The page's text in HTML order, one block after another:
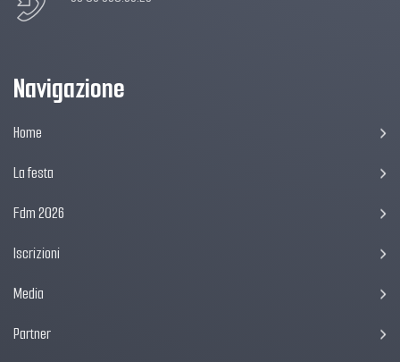
Navigazione
Home
La festa
Fdm 2026
Iscrizioni
Media
Partner